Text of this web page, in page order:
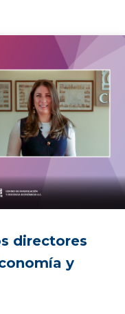
directores
y